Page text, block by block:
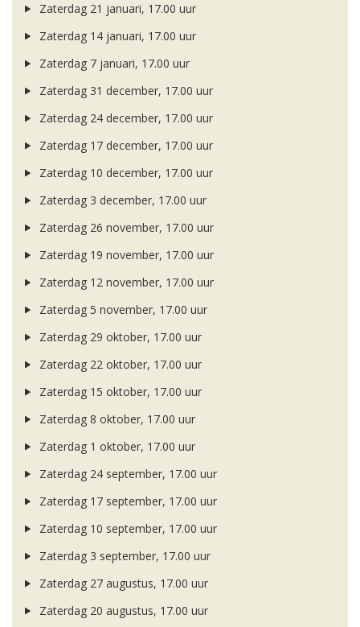
Zaterdag 21 januari, 17.00 uur
Zaterdag 14 januari, 17.00 uur
Zaterdag 7 januari, 17.00 uur
Zaterdag 31 december, 17.00 uur
Zaterdag 24 december, 17.00 uur
Zaterdag 17 december, 17.00 uur
Zaterdag 10 december, 17.00 uur
Zaterdag 3 december, 17.00 uur
Zaterdag 26 november, 17.00 uur
Zaterdag 19 november, 17.00 uur
Zaterdag 12 november, 17.00 uur
Zaterdag 5 november, 17.00 uur
Zaterdag 29 oktober, 17.00 uur
Zaterdag 22 oktober, 17.00 uur
Zaterdag 15 oktober, 17.00 uur
Zaterdag 8 oktober, 17.00 uur
Zaterdag 1 oktober, 17.00 uur
Zaterdag 24 september, 17.00 uur
Zaterdag 17 september, 17.00 uur
Zaterdag 10 september, 17.00 uur
Zaterdag 3 september, 17.00 uur
Zaterdag 27 augustus, 17.00 uur
Zaterdag 20 augustus, 17.00 uur